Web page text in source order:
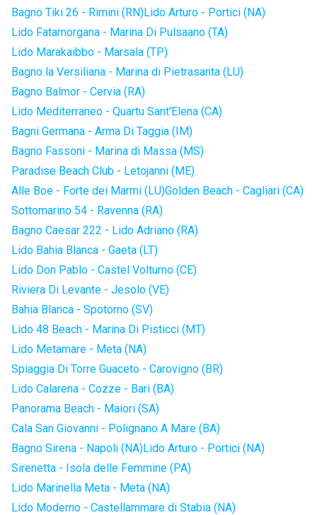
Bagno Tiki 26 - Rimini (RN)Lido Arturo - Portici (NA)
Lido Fatamorgana - Marina Di Pulsaano (TA)
Lido Marakaibbo - Marsala (TP)
Bagno la Versiliana - Marina di Pietrasanta (LU)
Bagno Balmor - Cervia (RA)
Lido Mediterraneo - Quartu Sant'Elena (CA)
Bagni Germana - Arma Di Taggia (IM)
Bagno Fassoni - Marina di Massa (MS)
Paradise Beach Club - Letojanni (ME)
Alle Boe - Forte dei Marmi (LU)Golden Beach - Cagliari (CA)
Sottomarino 54 - Ravenna (RA)
Bagno Caesar 222 - Lido Adriano (RA)
Lido Bahia Blanca - Gaeta (LT)
Lido Don Pablo - Castel Volturno (CE)
Riviera Di Levante - Jesolo (VE)
Bahia Blanca - Spotorno (SV)
Lido 48 Beach - Marina Di Pisticci (MT)
Lido Metamare - Meta (NA)
Spiaggia Di Torre Guaceto - Carovigno (BR)
Lido Calarena - Cozze - Bari (BA)
Panorama Beach - Maiori (SA)
Cala San Giovanni - Polignano A Mare (BA)
Bagno Sirena - Napoli (NA)Lido Arturo - Portici (NA)
Sirenetta - Isola delle Femmine (PA)
Lido Marinella Meta - Meta (NA)
Lido Moderno - Castellammare di Stabia (NA)